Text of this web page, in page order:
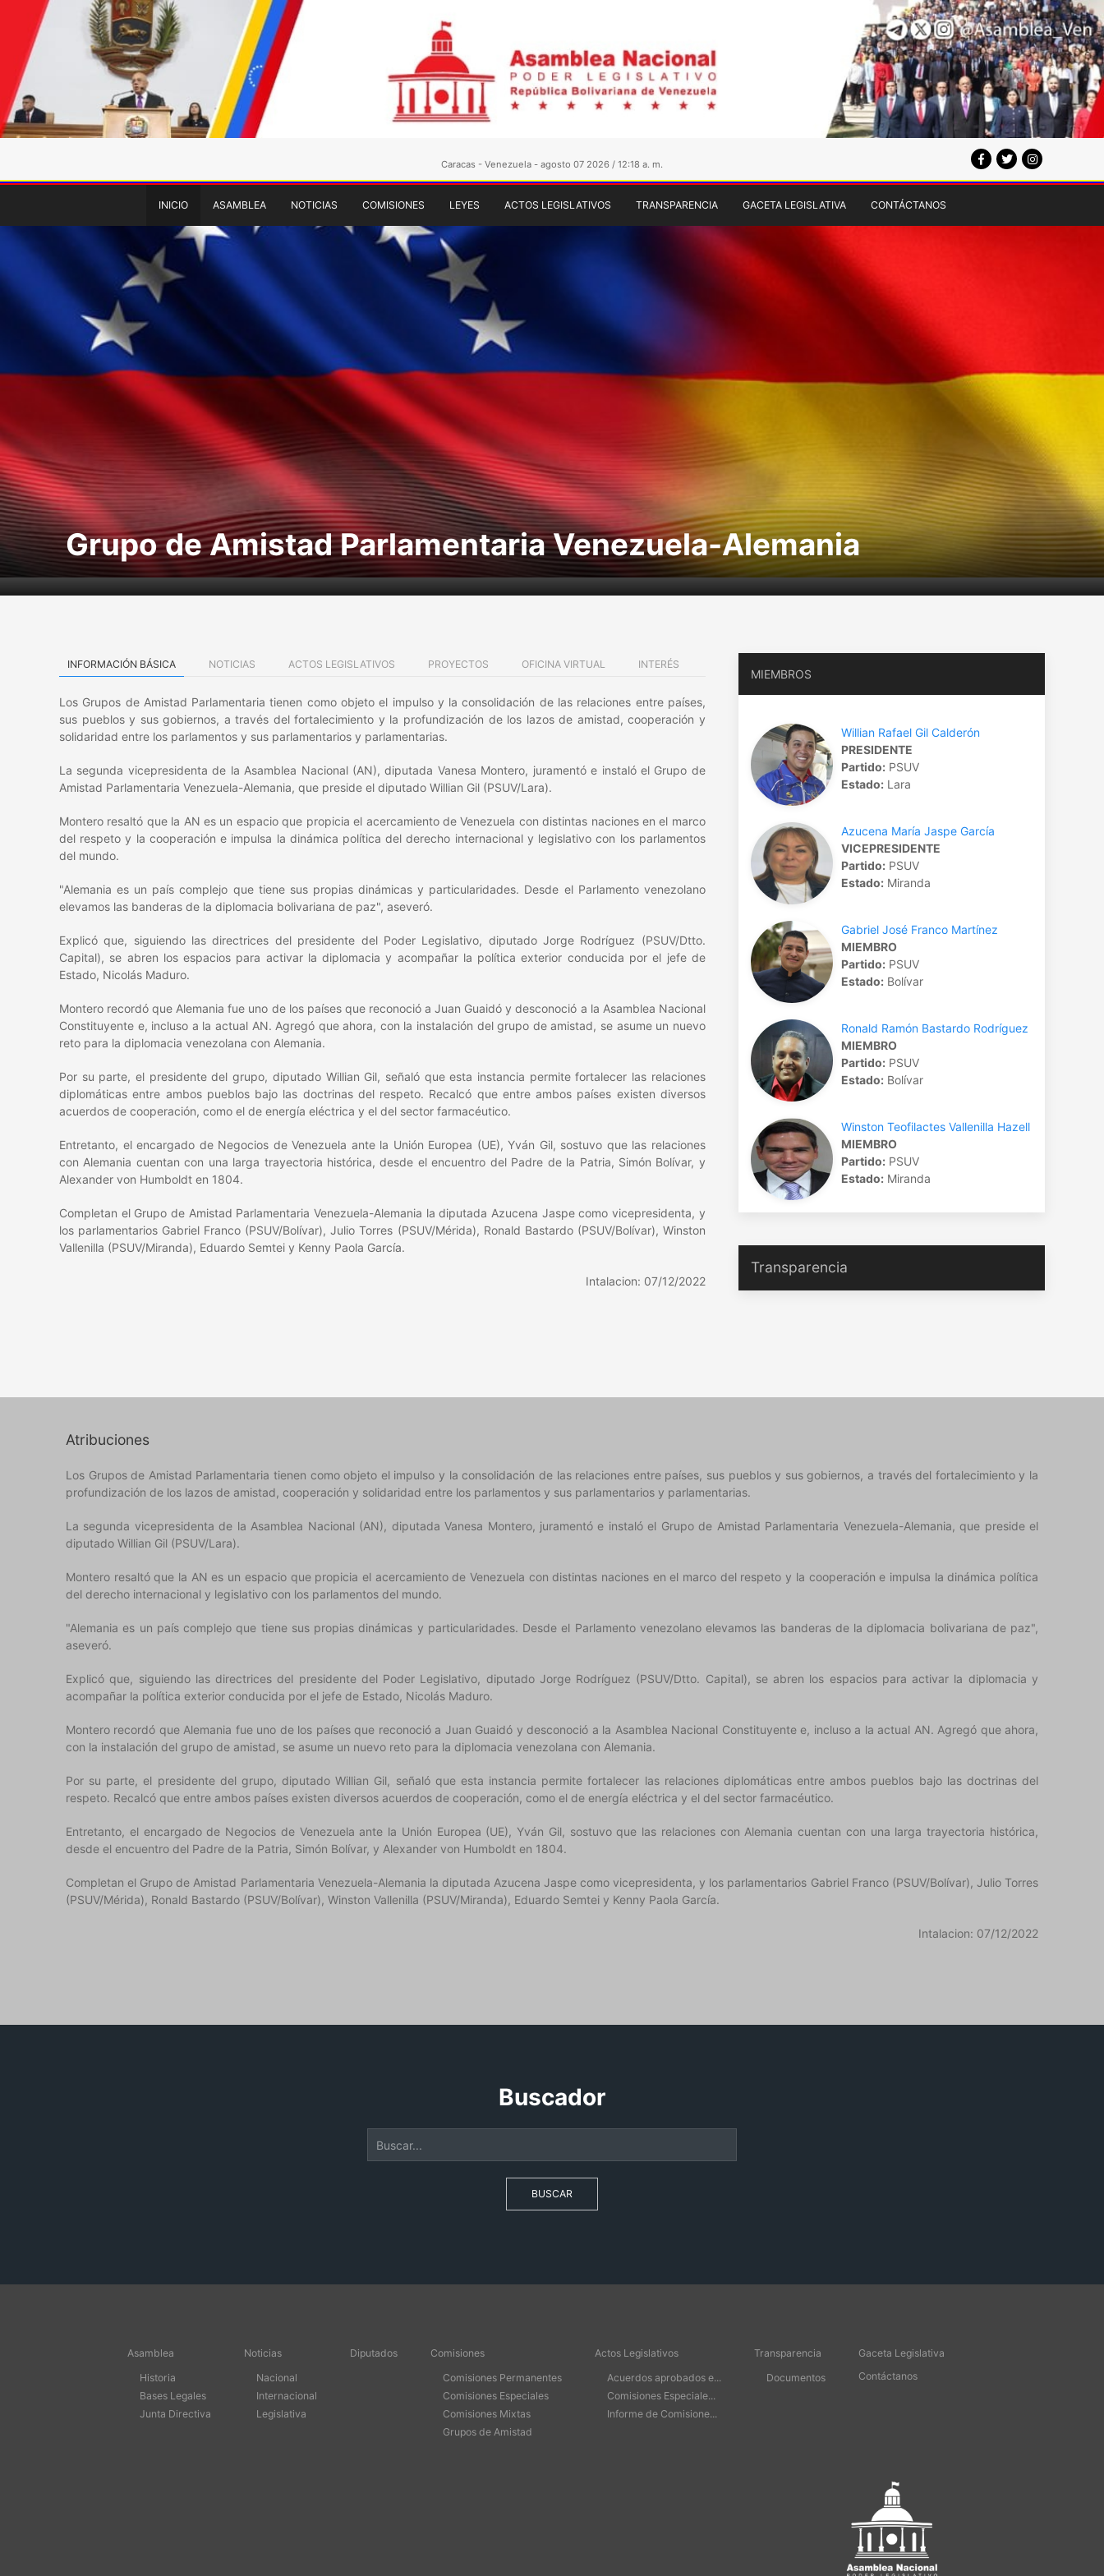
Caracas - Venezuela - agosto 07 2026 / 12:18 a. m.
INICIO ASAMBLEA NOTICIAS COMISIONES LEYES ACTOS LEGISLATIVOS TRANSPARENCIA GACETA LEGISLATIVA CONTÁCTANOS
Grupo de Amistad Parlamentaria Venezuela-Alemania
INFORMACIÓN BÁSICA NOTICIAS ACTOS LEGISLATIVOS PROYECTOS OFICINA VIRTUAL INTERÉS
Los Grupos de Amistad Parlamentaria tienen como objeto el impulso y la consolidación de las relaciones entre países,
sus pueblos y sus gobiernos, a través del fortalecimiento y la profundización de los lazos de amistad, cooperación y
solidaridad entre los parlamentos y sus parlamentarios y parlamentarias.
La segunda vicepresidenta de la Asamblea Nacional (AN), diputada Vanesa Montero, juramentó e instaló el Grupo de
Amistad Parlamentaria Venezuela-Alemania, que preside el diputado Willian Gil (PSUV/Lara).
Montero resaltó que la AN es un espacio que propicia el acercamiento de Venezuela con distintas naciones en el marco
del respeto y la cooperación e impulsa la dinámica política del derecho internacional y legislativo con los parlamentos
del mundo.
"Alemania es un país complejo que tiene sus propias dinámicas y particularidades. Desde el Parlamento venezolano
elevamos las banderas de la diplomacia bolivariana de paz", aseveró.
Explicó que, siguiendo las directrices del presidente del Poder Legislativo, diputado Jorge Rodríguez (PSUV/Dtto.
Capital), se abren los espacios para activar la diplomacia y acompañar la política exterior conducida por el jefe de
Estado, Nicolás Maduro.
Montero recordó que Alemania fue uno de los países que reconoció a Juan Guaidó y desconoció a la Asamblea Nacional
Constituyente e, incluso a la actual AN. Agregó que ahora, con la instalación del grupo de amistad, se asume un nuevo
reto para la diplomacia venezolana con Alemania.
Por su parte, el presidente del grupo, diputado Willian Gil, señaló que esta instancia permite fortalecer las relaciones
diplomáticas entre ambos pueblos bajo las doctrinas del respeto. Recalcó que entre ambos países existen diversos
acuerdos de cooperación, como el de energía eléctrica y el del sector farmacéutico.
Entretanto, el encargado de Negocios de Venezuela ante la Unión Europea (UE), Yván Gil, sostuvo que las relaciones
con Alemania cuentan con una larga trayectoria histórica, desde el encuentro del Padre de la Patria, Simón Bolívar, y
Alexander von Humboldt en 1804.
Completan el Grupo de Amistad Parlamentaria Venezuela-Alemania la diputada Azucena Jaspe como vicepresidenta, y
los parlamentarios Gabriel Franco (PSUV/Bolívar), Julio Torres (PSUV/Mérida), Ronald Bastardo (PSUV/Bolívar), Winston
Vallenilla (PSUV/Miranda), Eduardo Semtei y Kenny Paola García.
Intalacion: 07/12/2022
MIEMBROS
Willian Rafael Gil Calderón
PRESIDENTE
Partido:PSUV
Estado:Lara
Azucena María Jaspe García
VICEPRESIDENTE
Partido:PSUV
Estado:Miranda
Gabriel José Franco Martínez
MIEMBRO
Partido:PSUV
Estado:Bolívar
Ronald Ramón Bastardo Rodríguez
MIEMBRO
Partido:PSUV
Estado:Bolívar
Winston Teofilactes Vallenilla Hazell
MIEMBRO
Partido:PSUV
Estado:Miranda
Transparencia
Atribuciones
Los Grupos de Amistad Parlamentaria tienen como objeto el impulso y la consolidación de las relaciones entre países, sus pueblos y sus gobiernos, a través del fortalecimiento y la
profundización de los lazos de amistad, cooperación y solidaridad entre los parlamentos y sus parlamentarios y parlamentarias.
La segunda vicepresidenta de la Asamblea Nacional (AN), diputada Vanesa Montero, juramentó e instaló el Grupo de Amistad Parlamentaria Venezuela-Alemania, que preside el
diputado Willian Gil (PSUV/Lara).
Montero resaltó que la AN es un espacio que propicia el acercamiento de Venezuela con distintas naciones en el marco del respeto y la cooperación e impulsa la dinámica política
del derecho internacional y legislativo con los parlamentos del mundo.
"Alemania es un país complejo que tiene sus propias dinámicas y particularidades. Desde el Parlamento venezolano elevamos las banderas de la diplomacia bolivariana de paz",
aseveró.
Explicó que, siguiendo las directrices del presidente del Poder Legislativo, diputado Jorge Rodríguez (PSUV/Dtto. Capital), se abren los espacios para activar la diplomacia y
acompañar la política exterior conducida por el jefe de Estado, Nicolás Maduro.
Montero recordó que Alemania fue uno de los países que reconoció a Juan Guaidó y desconoció a la Asamblea Nacional Constituyente e, incluso a la actual AN. Agregó que ahora,
con la instalación del grupo de amistad, se asume un nuevo reto para la diplomacia venezolana con Alemania.
Por su parte, el presidente del grupo, diputado Willian Gil, señaló que esta instancia permite fortalecer las relaciones diplomáticas entre ambos pueblos bajo las doctrinas del
respeto. Recalcó que entre ambos países existen diversos acuerdos de cooperación, como el de energía eléctrica y el del sector farmacéutico.
Entretanto, el encargado de Negocios de Venezuela ante la Unión Europea (UE), Yván Gil, sostuvo que las relaciones con Alemania cuentan con una larga trayectoria histórica,
desde el encuentro del Padre de la Patria, Simón Bolívar, y Alexander von Humboldt en 1804.
Completan el Grupo de Amistad Parlamentaria Venezuela-Alemania la diputada Azucena Jaspe como vicepresidenta, y los parlamentarios Gabriel Franco (PSUV/Bolívar), Julio Torres
(PSUV/Mérida), Ronald Bastardo (PSUV/Bolívar), Winston Vallenilla (PSUV/Miranda), Eduardo Semtei y Kenny Paola García.
Intalacion: 07/12/2022
Buscador
BUSCAR
Asamblea
Historia
Bases Legales
Junta Directiva
Noticias
Nacional
Internacional
Legislativa
Diputados
Comisiones
Comisiones Permanentes
Comisiones Especiales
Comisiones Mixtas
Grupos de Amistad
Actos Legislativos
Acuerdos aprobados e...
Comisiones Especiale...
Informe de Comisione...
Transparencia
Documentos
Gaceta Legislativa
Contáctanos